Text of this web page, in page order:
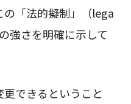
の「法的擬制」（lega
強さを明確に示して
できるということ